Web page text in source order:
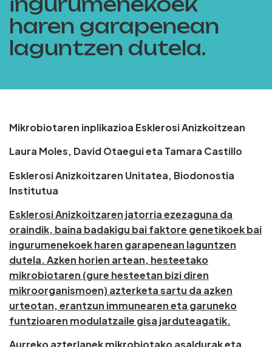
haren garapenean
laguntzen dutela.
Mikrobiotaren inplikazioa Esklerosi Anizkoitzean
Laura Moles, David Otaegui eta Tamara Castillo
Esklerosi Anizkoitzaren Unitatea, Biodonostia
Institutua
Esklerosi Anizkoitzaren jatorria ezezaguna da
oraindik, baina badakigu bai faktore genetikoek bai
ingurumenekoek haren garapenean laguntzen
dutela. Azken horien artean, hesteetako
mikrobiotaren (gure hesteetan bizi diren
mikroorganismoen) azterketa sartu da azken
urteotan, erantzun immunearen eta garuneko
funtzioaren modulatzaile gisa jarduteagatik.